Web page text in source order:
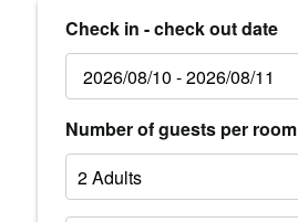
Check in - check out date
Number of guests per room